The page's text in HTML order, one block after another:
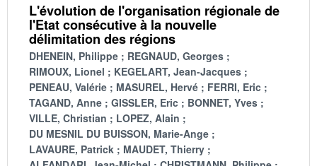
L'évolution de l'organisation régionale de
l'Etat consécutive à la nouvelle
délimitation des régions
DHENEIN, Philippe
REGNAUD, Georges
RIMOUX, Lionel
KEGELART, Jean-Jacques
PENEAU, Valérie
MASUREL, Hervé
FERRI, Eric
TAGAND, Anne
GISSLER, Eric
BONNET, Yves
VILLE, Christian
LOPEZ, Alain
DU MESNIL DU BUISSON, Marie-Ange
LAVAURE, Patrick
MAUDET, Thierry